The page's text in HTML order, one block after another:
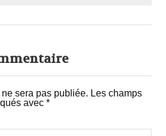
sera pas publiée. Les champs
avec *